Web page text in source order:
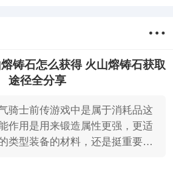
铸石怎么获得 火山熔铸石获取
途径全分享
骑士前传游戏中是属于消耗品这
作用是用来锻造属性更强，更适
类型装备的材料，还是挺重要